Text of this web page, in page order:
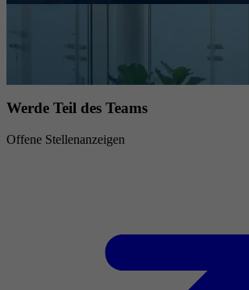
Werde Teil des Teams
Offene Stellenanzeigen